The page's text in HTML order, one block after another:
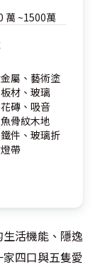
萬 ~1500萬
屬、藝術塗
材、玻璃
磚、吸音
骨紋木地
件、玻璃折
帶
活機能、隱逸
四口與五隻愛